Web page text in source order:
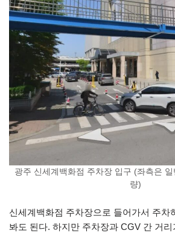
광주 신세계백화점 주차장 입구 (좌측은
량)
신세계백화점 주차장으로 들어가서 주차
봐도 된다. 하지만 주차장과 CGV 간 거